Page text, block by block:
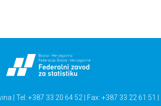
| Tel: +387 33 20 64 52 | Fax: +387 33 22 61 51 |